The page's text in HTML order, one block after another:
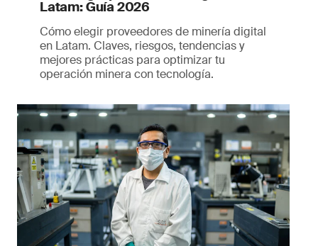
Latam: Guía 2026
Cómo elegir proveedores de minería digital
en Latam. Claves, riesgos, tendencias y
mejores prácticas para optimizar tu
operación minera con tecnología.